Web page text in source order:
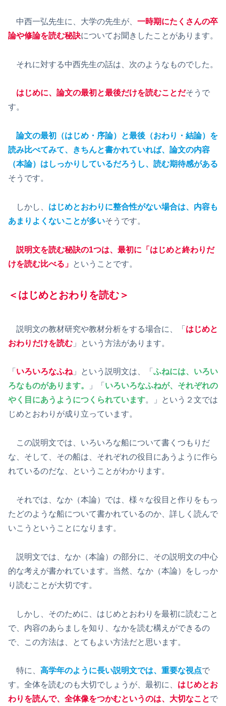
中西一弘先生に、大学の先生が、 一時期にたくさんの卒
論や修論を読む秘訣についてお聞きしたことがあります。
それに対する中西先生の話は、次のようなものでした。
はじめに、論文の最初と最後だけを読むことだそうで
す。
論文の最初（はじめ・序論）と最後（おわり・結論）を
読み比べてみて、きちんと書かれていれば、論文の内容
（本論）はしっかりしているだろうし、読む期待感がある
そうです。
しかし、 はじめとおわりに整合性がない場合は、内容も
あまりよくないことが多いそうです。
説明文を読む秘訣の1つは、最初に「はじめと終わりだ
けを読む比べる」 ということです。
＜はじめとおわりを読む＞
説明文の教材研究や教材分析をする場合に、「 はじめと
おわりだけを読む 」という方法があります。
「 いろいろなふね 」という説明文は、「 ふねには、いろい
ろなものがあります。
」「 いろいろなふねが、それぞれの
やく目にあうようにつくられています。」という２文では
じめとおわりが成り立っています。
この説明文では、いろいろな船について書くつもりだ
な、そして、その船は、それぞれの役目にあうように作ら
れているのだな、ということがわかります。
それでは、なか（本論）では、様々な役目と作りをもっ
たどのような船について書かれているのか、詳しく読んで
いこうということになります。
説明文では、なか（本論）の部分に、その説明文の中心
的な考えが書かれています。当然、なか（本論）をしっか
り読むことが大切です。
しかし、そのために、はじめとおわりを最初に読むこと
で、内容のあらましを知り、なかを読む構えができるの
で、この方法は、とてもよい方法だと思います。
特に、 高学年のように長い説明文では、重要な視点で
す。全体を読むのも大切でしょうが、最初に、 はじめとお
わりを読んで、全体像をつかむというのは、大切なことで